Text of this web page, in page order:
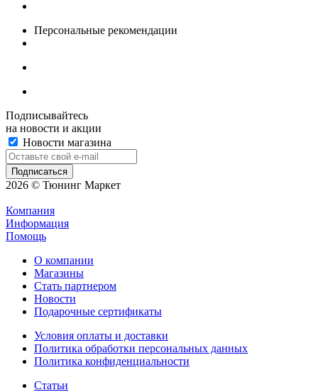
Персональные рекомендации
Подписывайтесь
на новости и акции
Новости магазина
2026 © Тюнинг Маркет
Компания
Информация
Помощь
О компании
Магазины
Стать партнером
Новости
Подарочные сертификаты
Условия оплаты и доставки
Политика обработки персональных данных
Политика конфиденциальности
Статьи